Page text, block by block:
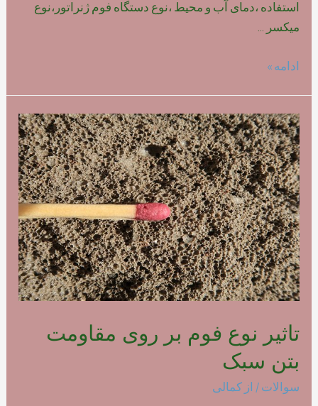
استفاده ،دمای آب و محیط ،نوع دستگاه فوم ژنراتور،نوع
میکسر …
میزان
مصرف
فوم
بتن
پلیمری
ادامه »
تاثیر نوع فوم بر روی مقاومت
بتن سبک
سوالات / از کمالی